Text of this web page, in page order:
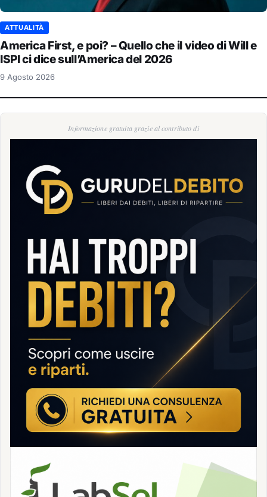
ATTUALITÀ
America First, e poi? – Quello che il video di Will e
ISPI ci dice sull’America del 2026
9 Agosto 2026
Informazione gratuita grazie al contributo di